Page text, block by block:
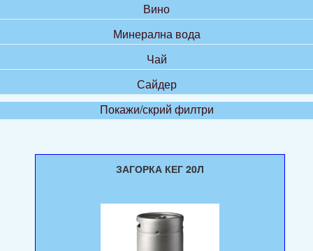
Вино
Минерална вода
Чай
Сайдер
Покажи/скрий филтри
ЗАГОРКА КЕГ 20Л